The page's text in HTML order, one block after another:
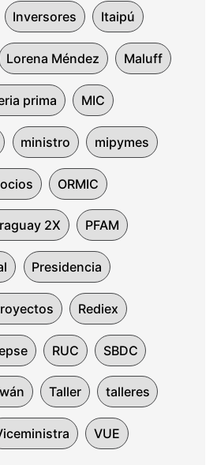
Inversores Itaipú
Lorena Méndez Maluff
prima MIC
ministro mipymes
ORMIC
2X PFAM
Presidencia
Rediex
RUC SBDC
Taller talleres
VUE